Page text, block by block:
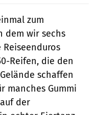
zum
dem wir sechs
Reifen, die den
schaffen
manches Gummi
der